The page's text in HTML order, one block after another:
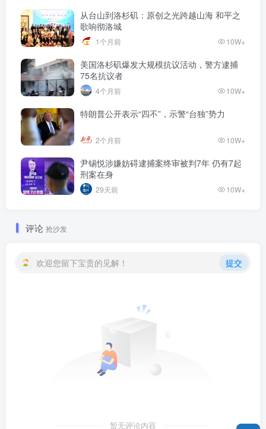
从台山到洛杉矶：原创之光跨越山海 和平之
歌响彻洛城
1个月前 10W+
美国洛杉矶爆发大规模抗议活动，警方逮捕
75名抗议者
4个月前 10W+
特朗普公开表示“四不”，示警“台独”势力
2个月前 10W+
尹锡悦涉嫌妨碍逮捕案终审被判7年 仍有7起
刑案在身
29天前 10W+
评论 抢沙发
欢迎您留下宝贵的见解！ 提交
暂无评论内容